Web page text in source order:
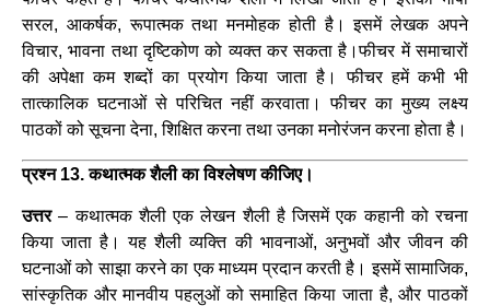
सरल, आकर्षक, रूपात्मक तथा मनमोहक होती है। इसमें लेखक अपने
विचार, भावना तथा दृष्टिकोण को व्यक्त कर सकता है।फीचर में समाचारों
की अपेक्षा कम शब्दों का प्रयोग किया जाता है। फीचर हमें कभी भी
तात्कालिक घटनाओं से परिचित नहीं करवाता। फीचर का मुख्य लक्ष्य
पाठकों को सूचना देना, शिक्षित करना तथा उनका मनोरंजन करना होता है।
प्रश्न 13. कथात्मक शैली का विश्लेषण कीजिए।
उत्तर– कथात्मक शैली एक लेखन शैली है जिसमें एक कहानी को रचना
किया जाता है। यह शैली व्यक्ति की भावनाओं, अनुभवों और जीवन की
घटनाओं को साझा करने का एक माध्यम प्रदान करती है। इसमें सामाजिक,
सांस्कृतिक और मानवीय पहलुओं को समाहित किया जाता है, और पाठकों